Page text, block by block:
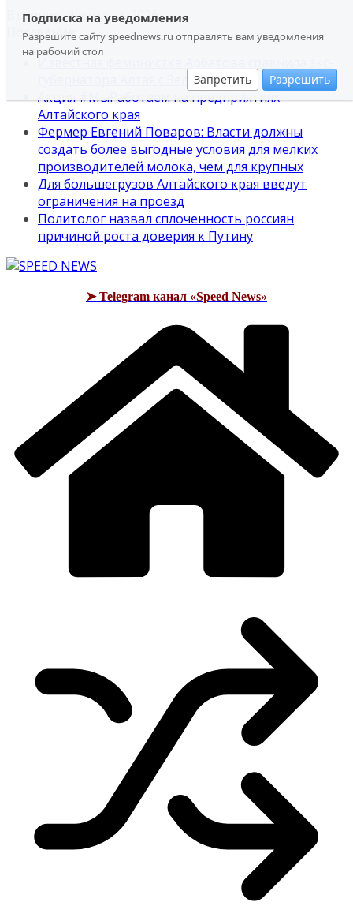
Подписка на уведомления
Разрешите сайту speednews.ru отправлять вам уведомления
на рабочий стол
Запретить Разрешить
Перейти
содержимому
Вторник, 4 августа, 2026
Последние:
Известная феминистка Арбатова сравнила экс-
губернатора Алтая с Зеленским
Акция #МыРаботаем на предприятиях
Алтайского края
Фермер Евгений Поваров: Власти должны
создать более выгодные условия для мелких
производителей молока, чем для крупных
Для большегрузов Алтайского края введут
ограничения на проезд
Политолог назвал сплоченность россиян
причиной роста доверия к Путину
➤ Telegram канал «Speed News»